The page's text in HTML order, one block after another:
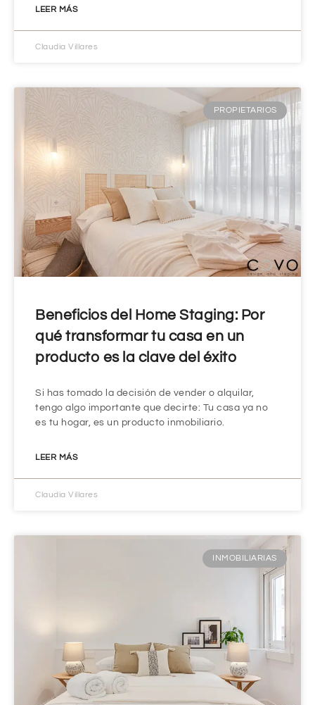
LEER MÁS
Claudia Villares
PROPIETARIOS
Beneficios del Home Staging: Por
qué transformar tu casa en un
producto es la clave del éxito
Si has tomado la decisión de vender o alquilar,
tengo algo importante que decirte: Tu casa ya no
es tu hogar, es un producto inmobiliario.
LEER MÁS
Claudia Villares
INMOBILIARIAS